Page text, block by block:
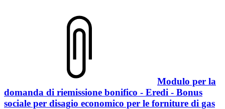
Modulo per la
domanda di riemissione bonifico - Eredi - Bonus
sociale per disagio economico per le forniture di gas